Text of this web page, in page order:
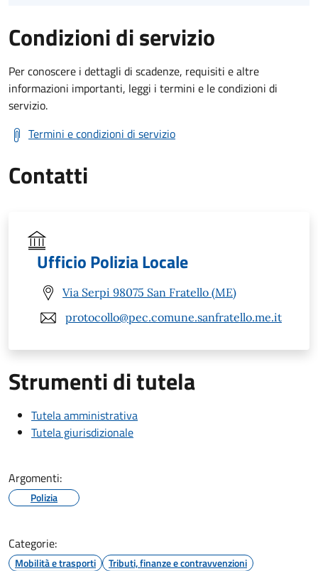
Condizioni di servizio
Per conoscere i dettagli di scadenze, requisiti e altre
informazioni importanti, leggi i termini e le condizioni di
servizio.
Termini e condizioni di servizio
Contatti
Ufficio Polizia Locale
Via Serpi 98075 San Fratello (ME)
protocollo@pec.comune.sanfratello.me.it
Strumenti di tutela
Tutela amministrativa
Tutela giurisdizionale
Argomenti:
Polizia
Categorie:
Mobilità e trasporti Tributi, finanze e contravvenzioni